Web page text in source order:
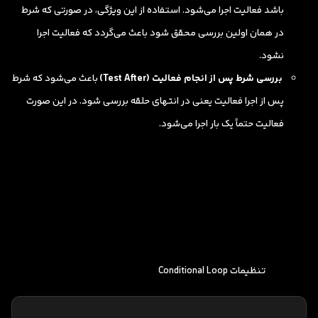
باشد فعالیت اجرا می‌شود. استفاده از این ویژگی، در صورتی که شرط
در همان اولین بررسی محقق شود باعث می‌گردد که فعالیت اجرا
نشود.
بررسی شرط پس از انجام فعالیت (Test After)
باعث می‌شود که شرط
پس از اجرا فعالیت یعنی در انتهای حلقه بررسی شود. در این صورت
فعالیت حتماً یک بار اجرا می‌شود.
تنظیمات Conditional Loop